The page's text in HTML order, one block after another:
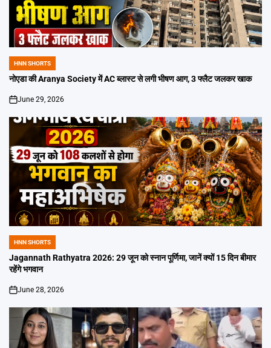
POSTED
IN
HNN SHORTS
नोएडा की Aranya Society में AC ब्लास्ट से लगी भीषण आग, 3 फ्लैट जलकर खाक
on
June 29, 2026
POSTED
IN
HNN SHORTS
Jagannath Rathyatra 2026: 29 जून को स्नान पूर्णिमा, जानें क्यों 15 दिन बीमार
रहेंगे भगवान
on
June 28, 2026